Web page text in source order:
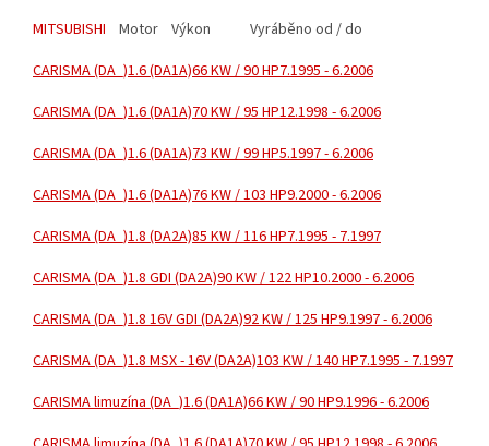
MITSUBISHI Motor Výkon Vyráběno od / do
CARISMA (DA_)1.6 (DA1A)66 KW / 90 HP7.1995 - 6.2006
CARISMA (DA_)1.6 (DA1A)70 KW / 95 HP12.1998 - 6.2006
CARISMA (DA_)1.6 (DA1A)73 KW / 99 HP5.1997 - 6.2006
CARISMA (DA_)1.6 (DA1A)76 KW / 103 HP9.2000 - 6.2006
CARISMA (DA_)1.8 (DA2A)85 KW / 116 HP7.1995 - 7.1997
CARISMA (DA_)1.8 GDI (DA2A)90 KW / 122 HP10.2000 - 6.2006
CARISMA (DA_)1.8 16V GDI (DA2A)92 KW / 125 HP9.1997 - 6.2006
CARISMA (DA_)1.8 MSX - 16V (DA2A)103 KW / 140 HP7.1995 - 7.1997
CARISMA limuzína (DA_)1.6 (DA1A)66 KW / 90 HP9.1996 - 6.2006